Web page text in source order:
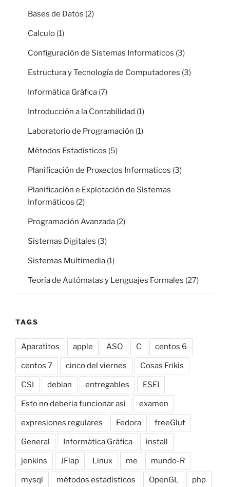
Bases de Datos (2)
Calculo (1)
Configuración de Sistemas Informaticos (3)
Estructura y Tecnología de Computadores (3)
Informática Gráfica (7)
Introducción a la Contabilidad (1)
Laboratorio de Programación (1)
Métodos Estadísticos (5)
Planificación de Proxectos Informaticos (3)
Planificación e Explotación de Sistemas
Informáticos (2)
Programación Avanzada (2)
Sistemas Digitales (3)
Sistemas Multimedia (1)
Teoría de Autómatas y Lenguajes Formales (27)
TAGS
Aparatitos apple ASO C centos 6
centos 7 cinco del viernes Cosas Frikis
CSI debian entregables ESEI
Esto no deberia funcionar asi examen
expresiones regulares Fedora freeGlut
General Informática Gráfica install
jenkins JFlap Linux me mundo-R
mysql métodos estadisticos OpenGL php